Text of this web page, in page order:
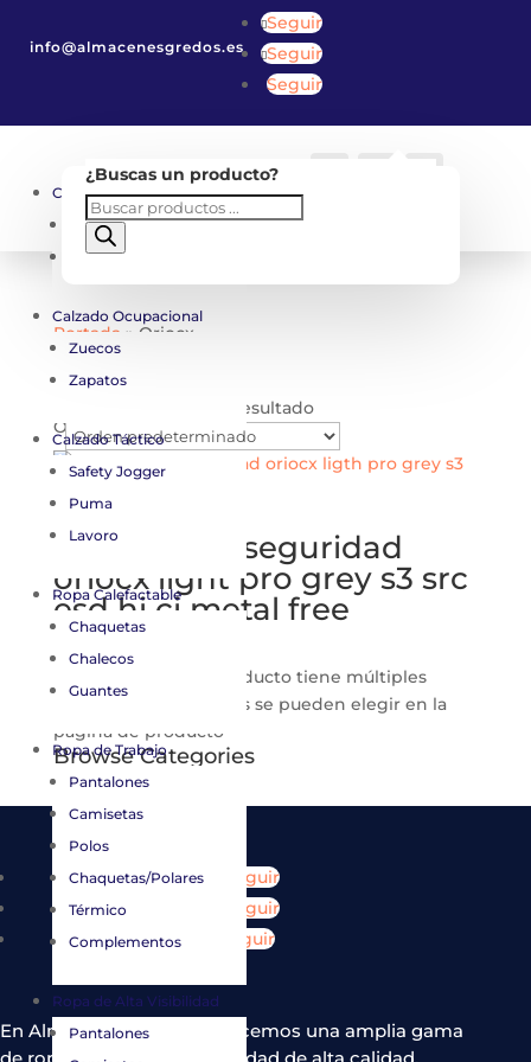
info@almacenesgredos.es
Seguir
Seguir
Seguir
Calzado de Seguridad
Botas
Zapatos
Calzado Ocupacional
Zuecos
Zapatos
Calzado Táctico
Safety Jogger
Puma
Lavoro
Ropa Calefactable
Chaquetas
Chalecos
Guantes
Ropa de Trabajo
Pantalones
Camisetas
Polos
Chaquetas/Polares
Térmico
Complementos
Ropa de Alta Visibilidad
Pantalones
¿Buscas un producto?
Búsqueda
de
productos
Portada » Oriocx
Oriocx
Mostrando el único resultado
zapatilla de seguridad
oriocx light pro grey s3 src
esd hi ci metal free
90,50
Este producto tiene múltiples
variantes. Las opciones se pueden elegir en la
página de producto
Browse Categories
No hay categorías
Seguir
Seguir
Seguir
En Almacenes Gredos ofrecemos una amplia gama